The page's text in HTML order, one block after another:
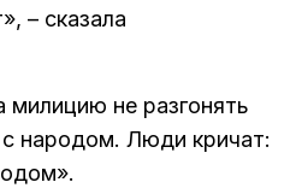
– сказала
не разгонять
народом. Люди кричат: